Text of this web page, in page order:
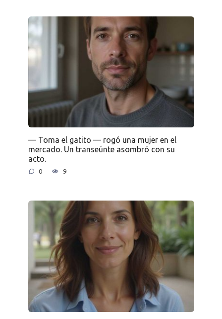
— Toma el gatito — rogó una mujer en el
mercado. Un transeúnte asombró con su
acto.
0 9